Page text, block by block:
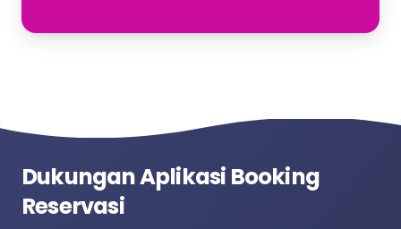
Dukungan Aplikasi Booking
Reservasi